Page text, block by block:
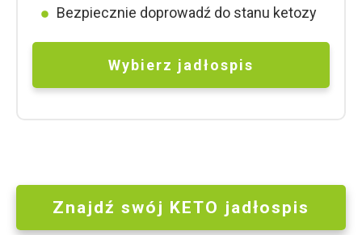
Bezpiecznie doprowadź do stanu ketozy
Wybierz jad łospis
Znajdź swój KETO jadłospis